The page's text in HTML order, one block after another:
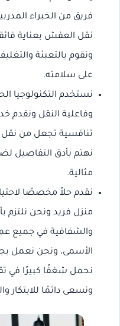
فريق من الخبراء
نقل العفش بعناية
ونقوم بالتعبئة
على سلامته.
نستخدم التكنولوجيا
وفاعلية النقل ونقدم
تنافسية تجعل من
نهتم بأدق التفاصيل
مثالية.
نقدم حلاً مخصصًا
منزل فريد ونحن نلتزم
والشفافية في جميع
الأسمى، ونحن نعمل
نحمل شغفًا كبيرًا في
ونسعى دائمًا للابتكار